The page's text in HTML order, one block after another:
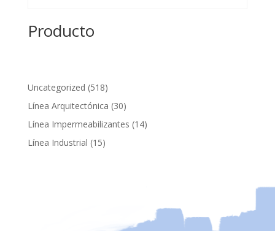
Producto
Uncategorized 518518
productos
Línea Arquitectónica 3030
productos
Línea Impermeabilizantes 1414
Línea Industrial 1515